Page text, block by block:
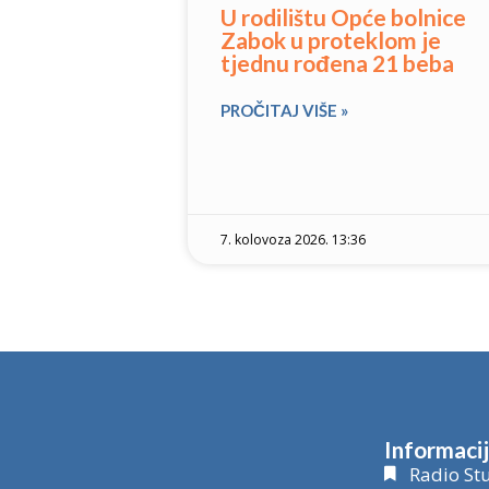
U rodilištu Opće bolnice
Zabok u proteklom je
tjednu rođena 21 beba
PROČITAJ VIŠE »
7. kolovoza 2026. 13:36
Radio